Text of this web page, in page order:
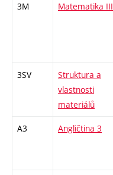
3M Matematika III
3SV
Struktura a
vlastnosti
materiálů
A3 Angličtina 3